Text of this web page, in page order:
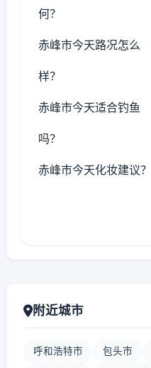
何？
赤峰市今天路况怎么
样？
赤峰市今天适合钓鱼
吗？
赤峰市今天化妆建议？
附近城市
呼和浩特市 包头市